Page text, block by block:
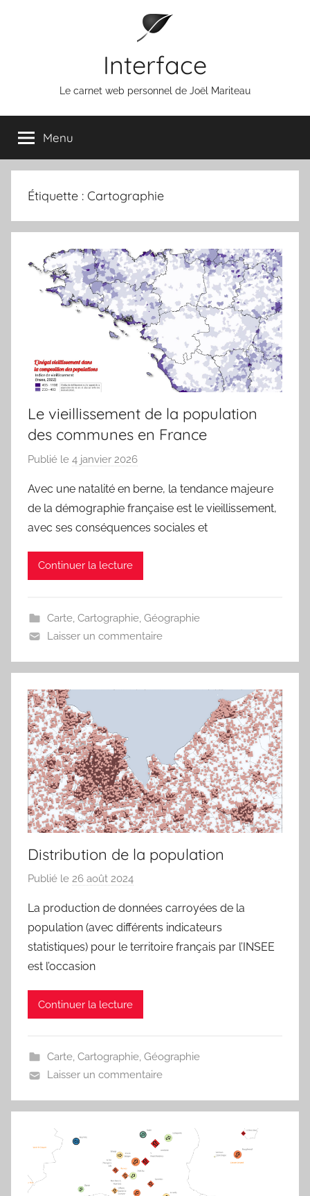
Interface
Le carnet web personnel de Joël Mariteau
Menu
Étiquette : Cartographie
Le vieillissement de la population
des communes en France
Publié le 4 janvier 2026
r
j
m
a
e
a
Avec une natalité en berne, la tendance majeure
de la démographie française est le vieillissement,
avec ses conséquences sociales et
Continuer la lecture
Carte, Cartographie, Géographie
Laisser un commentaire
Distribution de la population
Publié le 26 août 2024
r
j
m
t
a
u
La production de données carroyées de la
population (avec différents indicateurs
statistiques) pour le territoire français par l’INSEE
est l’occasion
Continuer la lecture
Carte, Cartographie, Géographie
Laisser un commentaire